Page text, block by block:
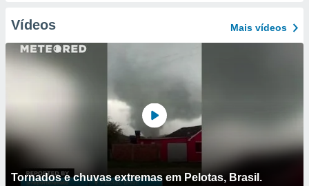
Vídeos Mais vídeos
Tornados e chuvas extremas em Pelotas, Brasil.